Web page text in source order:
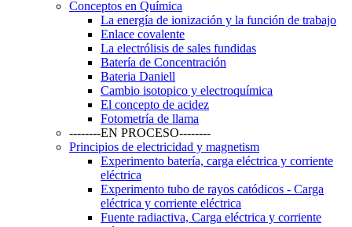
Conceptos en Química
La energía de ionización y la función de trabajo
Enlace covalente
La electrólisis de sales fundidas
Batería de Concentración
Bateria Daniell
Cambio isotopico y electroquímica
El concepto de acidez
Fotometría de llama
--------EN PROCESO--------
Principios de electricidad y magnetism
Experimento batería, carga eléctrica y corriente
eléctrica
Experimento tubo de rayos catódicos - Carga
eléctrica y corriente eléctrica
Fuente radiactiva, Carga eléctrica y corriente